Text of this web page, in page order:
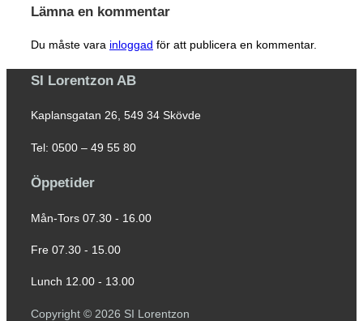
Lämna en kommentar
Du måste vara inloggad för att publicera en kommentar.
SI Lorentzon AB
Kaplansgatan 26, 549 34 Skövde
Tel: 0500 – 49 55 80
Öppetider
Mån-Tors 07.30 - 16.00
Fre 07.30 - 15.00
Lunch 12.00 - 13.00
Copyright © 2026 SI Lorentzon